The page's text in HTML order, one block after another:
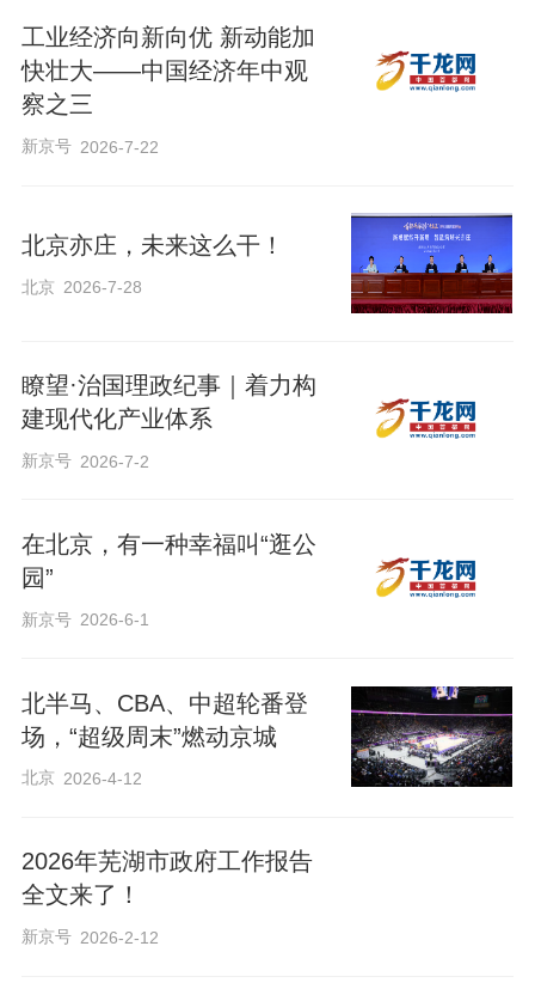
智慧展厅通过视频短片，展现北汽集团的
综合实力、享界超级工厂的制造匠心，华
为智能驾驶的前沿科技，以及享界 S9 的
02/
冲压车间
全球领先的伺服冲压线将钢板精准塑形，
±0.3毫米以内，堪比一张纸的厚度。更难
得的是，这条生产线能兼容钢、铝不同材
质，为制造更多样的车型提供了可能。
工业经济向新向优 新动能加
快壮大——中国经济年中观
察之三
新京号 2026-7-22
北京亦庄，未来这么干！
北京 2026-7-28
瞭望·治国理政纪事｜着力构
建现代化产业体系
新京号 2026-7-2
在北京，有一种幸福叫“逛公
园”
新京号 2026-6-1
北半马、CBA、中超轮番登
场，“超级周末”燃动京城
北京 2026-4-12
2026年芜湖市政府工作报告
全文来了！
新京号 2026-2-12